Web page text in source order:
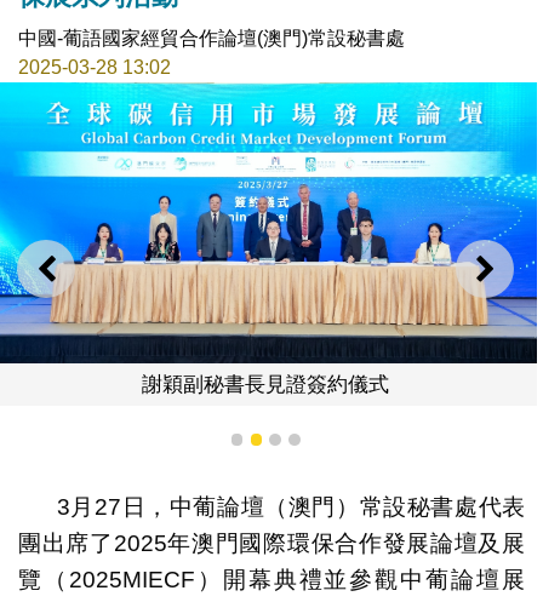
中國-葡語國家經貿合作論壇(澳門)常設秘書處
2025-03-28 13:02
上一則 下一
謝穎副秘書長見證簽約儀式
1 2 3 4
3月27日，中葡論壇（澳門）常設秘書處代表
團出席了2025年澳門國際環保合作發展論壇及展
覽（2025MIECF）開幕典禮並參觀中葡論壇展